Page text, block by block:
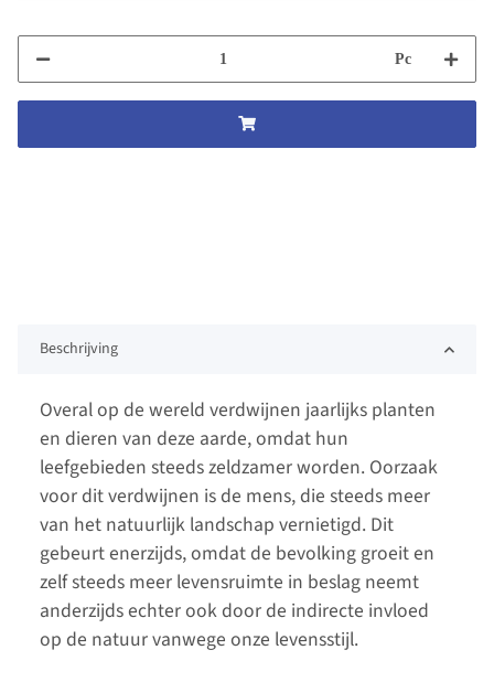
Pc
Beschrijving
Overal op de wereld verdwijnen jaarlijks planten
en dieren van deze aarde, omdat hun
leefgebieden steeds zeldzamer worden. Oorzaak
voor dit verdwijnen is de mens, die steeds meer
van het natuurlijk landschap vernietigd. Dit
gebeurt enerzijds, omdat de bevolking groeit en
zelf steeds meer levensruimte in beslag neemt
anderzijds echter ook door de indirecte invloed
op de natuur vanwege onze levensstijl.